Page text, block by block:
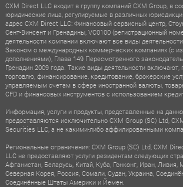
CXM Direct LLC входит в группу компаний CXM Group, в
юридические лица, регулируемые в различных
адрес CXM Direct LLC: Финансовый сервисный центр,
Сент-Винсент и Гренадины, VC0100 (регистрационный
деятельности компании включают все виды
Законом о международных коммерческих компаниях (с
дополнениями), Глава 149 Пересмотренного
Гренадин 2009 года. Такие виды деятельности включают,
торговлю, финансирование, кредитование, брокерские
управляемым счетам в сфере иностранной валюты,
CFD и финансовых инструментов с использованием
Информация, услуги и продукты, представленные на
предоставляются исключительно CXM Group (SC) Ltd,
Securities LLC, а не какими-либо аффилированными
Региональные ограничения: CXM Group (SC) Ltd, CXM
LLC не предоставляют услуги резидентам следующих
Афганистан, Беларусь, Китай, Куба, Гонконг, Иран, Ливия,
Северная Корея, Россия, Сомали, Судан, Украина,
Соединённые Штаты Америки и Йемен.